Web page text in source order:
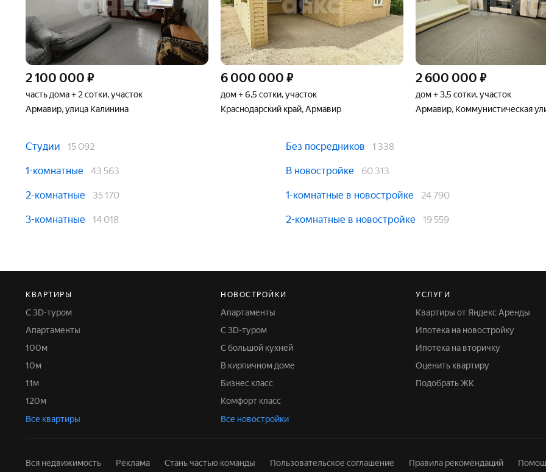
2 100 000 ₽
часть дома + 2 сотки, участок
Армавир, улица Калинина
6 000 000 ₽
дом + 6,5 сотки, участок
Краснодарский край, Армавир
2 600 000 ₽
дом + 3,5 сотки, участок
Армавир, Коммунистическая
Студии 15 092
1-комнатные 43 563
2-комнатные 35 170
3-комнатные 14 018
Без посредников 1 338
В новостройке 60 313
1-комнатные в новостройке 24 790
2-комнатные в новостройке 19 559
КВАРТИРЫ
С 3D-туром
Апартаменты
100м
10м
11м
120м
Все квартиры
НОВОСТРОЙКИ
Апартаменты
С 3D-туром
С большой кухней
В кирпичном доме
Бизнес класс
Комфорт класс
Все новостройки
УСЛУГИ
Квартиры от Яндекс Аренды
Ипотека на новостройку
Ипотека на вторичку
Оценить квартиру
Подобрать ЖК
Вся недвижимость Реклама Стань частью команды Пользовательское соглашение Правила рекомендаций